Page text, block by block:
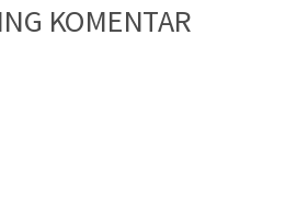
KOMENTAR